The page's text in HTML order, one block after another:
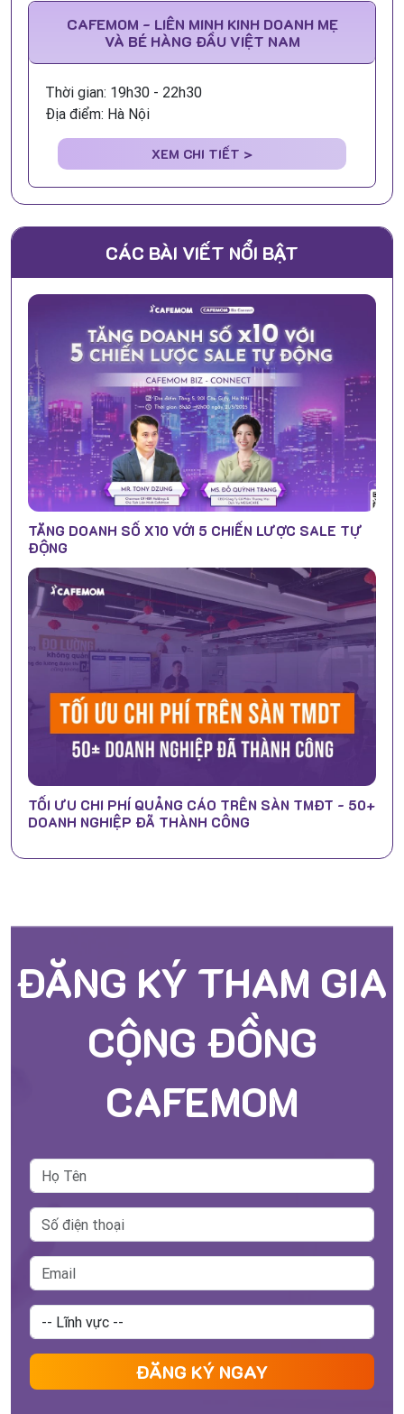
CAFEMOM - LIÊN MINH KINH DOANH MẸ
VÀ BÉ HÀNG ĐẦU VIỆT NAM
Thời gian: 19h30 - 22h30
Địa điểm: Hà Nội
XEM CHI TIẾT >
CÁC BÀI VIẾT NỔI BẬT
TĂNG DOANH SỐ X10 VỚI 5 CHIẾN LƯỢC SALE TỰ
ĐỘNG
TỐI ƯU CHI PHÍ QUẢNG CÁO TRÊN SÀN TMĐT - 50+
DOANH NGHIỆP ĐÃ THÀNH CÔNG
ĐĂNG KÝ THAM GIA
CỘNG ĐỒNG
CAFEMOM
ĐĂNG KÝ NGAY